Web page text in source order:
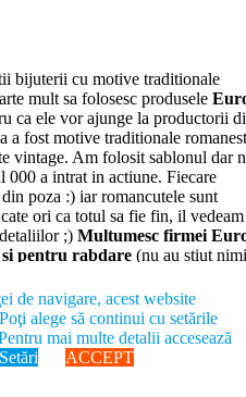
bijuterii cu motive traditionale
mult sa folosesc produsele
ca ele vor ajunge la productorii
a fost motive traditionale
vintage. Am folosit sablonul dar
000 a intrat in actiune. Fiecare
poza :) iar romancutele sunt
ori ca totul sa fie fin, il vedeam
;)Multumesc firmei
pentru rabdare (nu au stiut
de navigare, acest website
alege să continui cu setările
mai multe detalii accesează
Setări ACCEPT